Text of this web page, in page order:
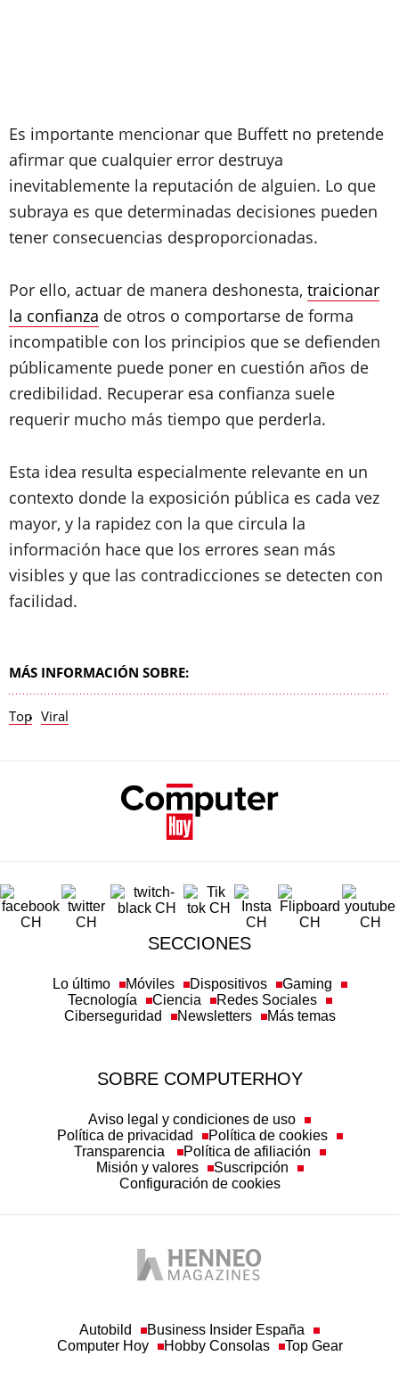
Es importante mencionar que Buffett no pretende
afirmar que cualquier error destruya
inevitablemente la reputación de alguien. Lo que
subraya es que determinadas decisiones pueden
tener consecuencias desproporcionadas.
Por ello, actuar de manera deshonesta, traicionar
la confianza de otros o comportarse de forma
incompatible con los principios que se defienden
públicamente puede poner en cuestión años de
credibilidad. Recuperar esa confianza suele
requerir mucho más tiempo que perderla.
Esta idea resulta especialmente relevante en un
contexto donde la exposición pública es cada vez
mayor, y la rapidez con la que circula la
información hace que los errores sean más
visibles y que las contradicciones se detecten con
facilidad.
MÁS INFORMACIÓN SOBRE:
Top Viral
SECCIONES
Lo último Móviles Dispositivos
Gaming
Tecnología
Ciencia
Redes Sociales
Ciberseguridad
Newsletters Más temas
SOBRE COMPUTERHOY
Aviso legal y condiciones de uso
Política de privacidad
Política de cookies
Transparencia
Política de afiliación
Misión y valores
Suscripción
Configuración de cookies
Autobild
Business Insider España
Computer Hoy
Hobby Consolas Top Gear